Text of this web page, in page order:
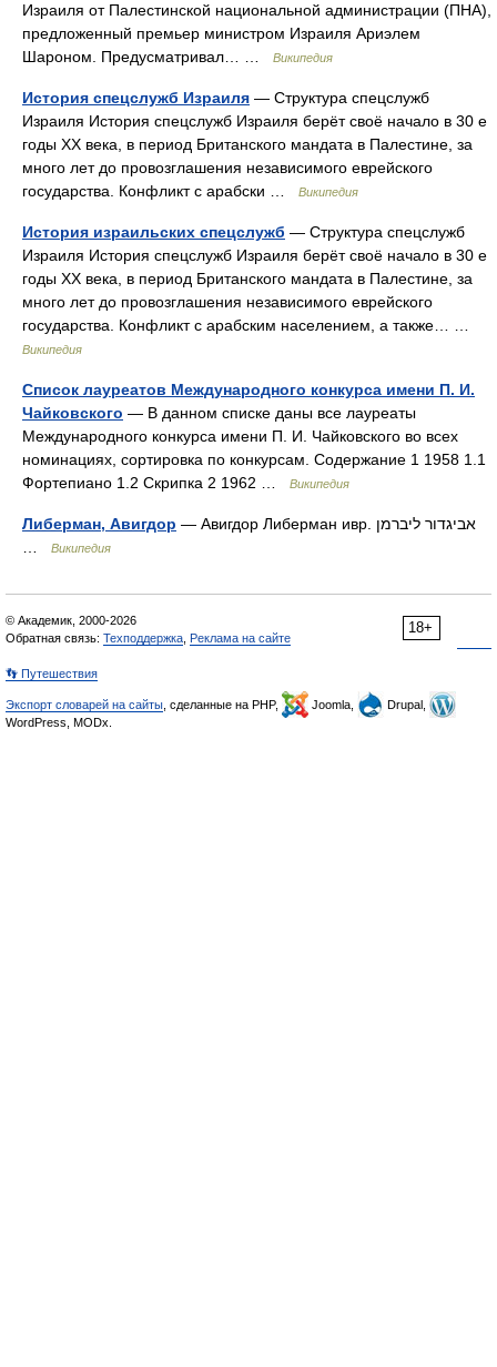
Израиля от Палестинской национальной администрации (ПНА),
предложенный премьер министром Израиля Ариэлем
Шароном. Предусматривал… …
Википедия
История спецслужб Израиля — Структура спецслужб
Израиля История спецслужб Израиля берёт своё начало в 30 е
годы XX века, в период Британского мандата в Палестине, за
много лет до провозглашения независимого еврейского
государства. Конфликт с арабски …
Википедия
История израильских спецслужб — Структура спецслужб
Израиля История спецслужб Израиля берёт своё начало в 30 е
годы XX века, в период Британского мандата в Палестине, за
много лет до провозглашения независимого еврейского
государства. Конфликт с арабским населением, а также… …
Википедия
Список лауреатов Международного конкурса имени П. И.
Чайковского — В данном списке даны все лауреаты
Международного конкурса имени П. И. Чайковского во всех
номинациях, сортировка по конкурсам. Содержание 1 1958 1.1
Фортепиано 1.2 Скрипка 2 1962 …
Википедия
Либерман, Авигдор — Авигдор Либерман ивр. אביגדור ליברמן ‎
Википедия
18+
© Академик, 2000-2026
Обратная связь: Техподдержка Реклама на сайте
👣 Путешествия
Экспорт словарей на сайты , сделанные на PHP, Joomla,
Drupal,
WordPress, MODx.